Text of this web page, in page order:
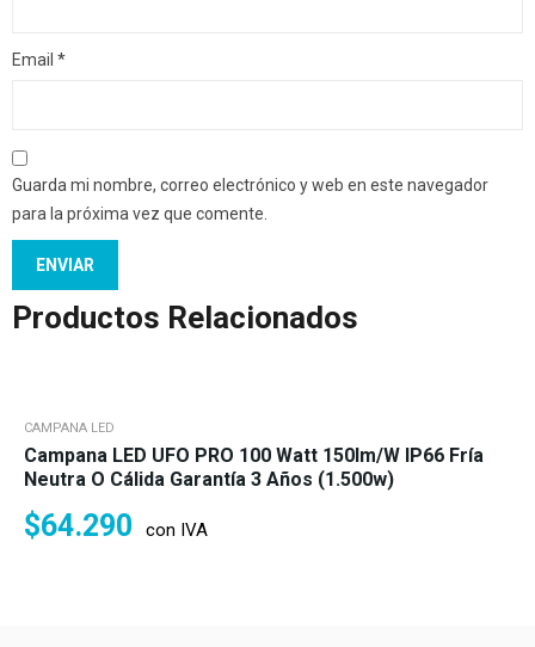
Email *
Guarda mi nombre, correo electrónico y web en este navegador
para la próxima vez que comente.
Productos Relacionados
CAMPANA LED
Campana LED UFO PRO 100 Watt 150lm/w IP66 Fría
Neutra O Cálida Garantía 3 Años (1.500w)
$64.290 con IVA